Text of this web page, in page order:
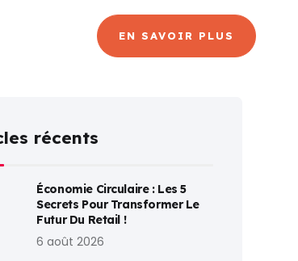
EN SAVOIR PLUS
récents
Économie Circulaire : Les 5
Secrets Pour Transformer Le
Futur Du Retail !
6 août 2026